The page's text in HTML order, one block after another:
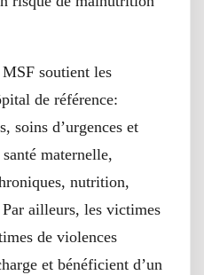
soutient les
de référence:
soins d’urgences et
maternelle,
nutrition,
ailleurs, les victimes
de violences
et bénéficient d’un